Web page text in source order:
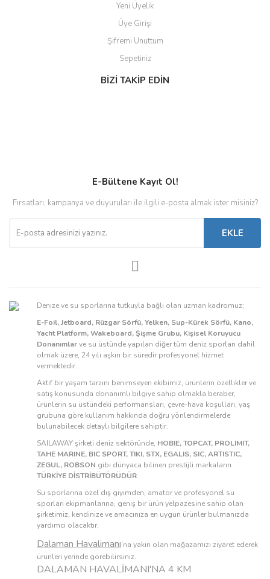
Yeni Üyelik
Üye Girişi
Şifremi Unuttum
Sepetiniz
BİZİ TAKİP EDİN
E-Bültene Kayıt Ol!
Fırsatları, kampanya ve duyuruları ile ilgili e-posta almak ister misiniz?
EKLE
Denize ve su sporlarına tutkuyla bağlı olan uzman kadromuz;
E-Foil, Jetboard, Rüzgar Sörfü, Yelken, Sup-Kürek Sörfü, Kano,
Yacht Platform, Wakeboard, Şişme Grubu, Kişisel Koruyucu
Donanımlarve su üstünde yapılan diğer tüm deniz sporları dahil
olmak üzere, 24 yılı aşkın bir süredir profesyonel hizmet
vermektedir.
Aktif bir yaşam tarzını benimseyen ekibimiz, ürünlerin özellikler ve
satış konusunda donanımlı bilgiye sahip olmakla beraber,
ürünlerin su üstündeki performansları, çevre-hava koşulları, yaş
grubuna göre kullanım hakkında doğru yönlendirmelerde
bulunabilecek detaylı bilgilere sahiptir.
SAILAWAY şirketi deniz sektöründe, HOBIE, TOPCAT, PROLIMIT,
TAHE MARINE, BIC SPORT, TIKI, STX, EGALIS, SIC, ARTISTIC,
ZEGUL, ROBSON gibi dünyaca bilinen prestijli markaların
TÜRKİYE DİSTRİBÜTÖRÜDÜR.
Su sporlarına özel dış giyimden, amatör ve profesyonel su
sporları ekipmanlarına, geniş bir ürün yelpazesine sahip olan
şirketimiz, kendinize ve amacınıza en uygun ürünler bulmanızda
yardımcı olacaktır.
Dalaman Havalimanı’na yakın olan mağazamızı ziyaret ederek
ürünleri yerinde görebilirsiniz.
DALAMAN HAVALİMANI'NA 4 KM